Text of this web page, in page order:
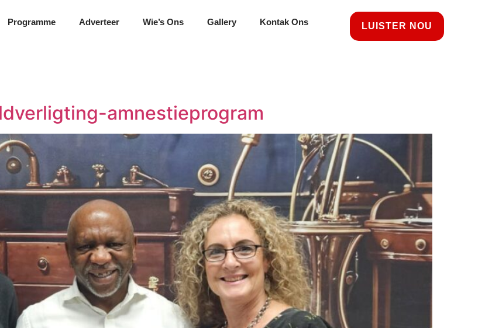
Programme Adverteer Wie’s Ons Gallery Kontak Ons LUISTER NOU
amnestieprogram